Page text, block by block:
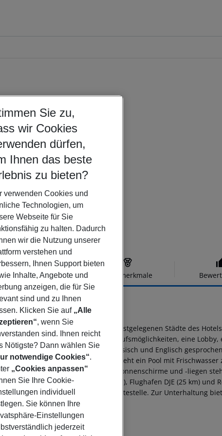
Hotelbeschreibung Hotelmerkmale
Palace in Sidi Mehrez. Die nächstgelegenen Städte des
verfügt das Hotel über Einkaufsmöglichkeiten, eine
Hotel wird Deutsch, Französisch und Englisch
und Autos mieten. Ihnen steht ein Pool mit Frischwasser
bei einem Drink. Kostenlose Sonnenschirme und -liegen
Shops (6 km), Supermärkte (6 km), Flughafen DJE (25 km) und
ein Taxistand und eine Bushaltestelle. Zur Unterhaltung
über einen Parkplatz.
Sie zu,
wir Cookies
dürfen,
Ihnen das beste
zu bieten?
verwenden Cookies und
Technologien, um
Webseite für Sie
zu halten. Dadurch
wir die Nutzung unserer
verstehen und
Ihnen Support bieten
Inhalte, Angebote und
anzeigen, die für Sie
sind und zu Ihnen
Klicken Sie auf „Alle
, wenn Sie
sind. Ihnen reicht
Nötigste? Dann wählen Sie
notwendige Cookies“.
„Cookies anpassen“
Sie Ihre Cookie-
individuell
Sie können Ihre
Einstellungen
jederzeit